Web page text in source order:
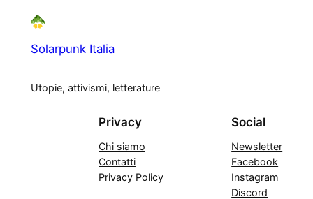
Solarpunk Italia
Utopie, attivismi, letterature
Privacy
Chi siamo
Contatti
Privacy Policy
Social
Newsletter
Facebook
Instagram
Discord